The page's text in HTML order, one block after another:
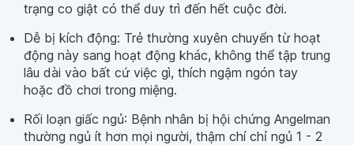
trạng co giật có thể duy trì đến hết cuộc đời.
Dễ bị kích động: Trẻ thường xuyên chuyển từ hoạt
động này sang hoạt động khác, không thể tập trung
lâu dài vào bất cứ việc gì, thích ngậm ngón tay
hoặc đồ chơi trong miệng.
Rối loạn giấc ngủ: Bệnh nhân bị hội chứng Angelman
thường ngủ ít hơn mọi người, thậm chí chỉ ngủ 1 - 2